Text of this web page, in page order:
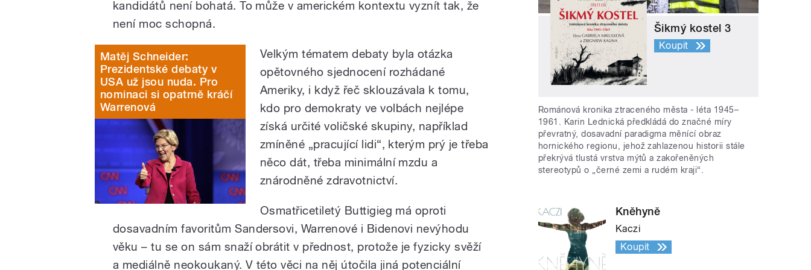
kandidátů není bohatá. To může v americkém kontextu vyznít tak, že
není moc schopná.
Matěj Schneider:
Prezidentské debaty v
USA už jsou nuda. Pro
nominaci si opatrně kráčí
Warrenová
Velkým tématem debaty byla otázka
opětovného sjednocení rozhádané
Ameriky, i když řeč sklouzávala k tomu,
kdo pro demokraty ve volbách nejlépe
získá určité voličské skupiny, například
zmíněné „pracující lidi“, kterým prý je třeba
něco dát, třeba minimální mzdu a
znárodněné zdravotnictví.
Osmatřicetiletý Buttigieg má oproti
dosavadním favoritům Sandersovi, Warrenové i Bidenovi nevýhodu
věku – tu se on sám snaží obrátit v přednost, protože je fyzicky svěží
a mediálně neokoukaný. V této věci na něj útočila jiná potenciální
Šikmý kostel 3
Koupit
Románová kronika ztraceného města - léta 1945–
1961. Karin Lednická předkládá do značné míry
převratný, dosavadní paradigma měnící obraz
hornického regionu, jehož zahlazenou historii stále
překrývá tlustá vrstva mýtů a zakořeněných
stereotypů o „černé zemi a rudém kraji“.
Kněhyně
Kaczi
Koupit